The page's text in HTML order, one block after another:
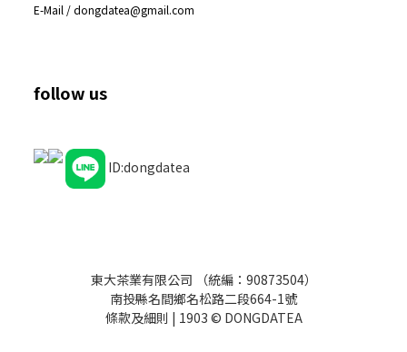
E-Mail / dongdatea@gmail.com
follow us
ID:dongdatea
東大茶業有限公司 （統編：90873504）
南投縣名間鄉名松路二段664-1號
條款及細則 | 1903 © DONGDATEA